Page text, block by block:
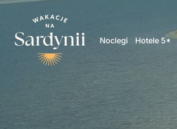
Noclegi Hotele 5*